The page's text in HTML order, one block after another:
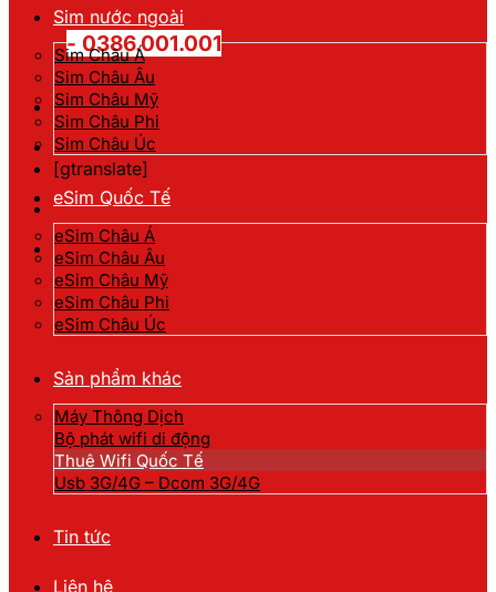
Hotline đặt hàng
- 0386.001.001
[gtranslate]
Sim nước ngoài
Sim Châu Á
Sim Châu Âu
Sim Châu Mỹ
Sim Châu Phi
Sim Châu Úc
eSim Quốc Tế
eSim Châu Á
eSim Châu Âu
eSim Châu Mỹ
eSim Châu Phi
eSim Châu Úc
Sản phẩm khác
Máy Thông Dịch
Bộ phát wifi di động
Thuê Wifi Quốc Tế
Usb 3G/4G – Dcom 3G/4G
Tin tức
Liên hệ